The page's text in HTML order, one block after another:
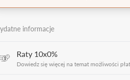
informacje
Raty 10x0%
Dowiedz się więcej na temat możliwości